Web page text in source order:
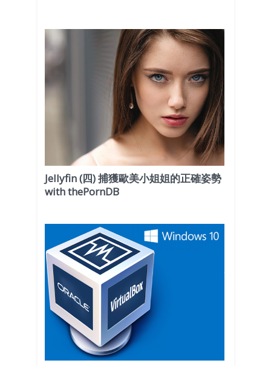
Jellyfin (四) 捕獲歐美小姐姐的正確姿勢
with thePornDB